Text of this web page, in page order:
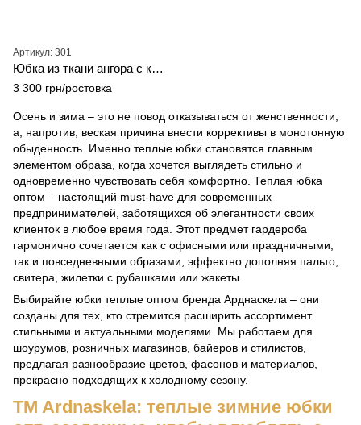
Артикул: 301
Юбка из ткани ангора с карманами
3 300 грн/ростовка
Осень и зима – это не повод отказываться от женственности,
а, напротив, веская причина внести коррективы в монотонную
обыденность. Именно теплые юбки становятся главным
элементом образа, когда хочется выглядеть стильно и
одновременно чувствовать себя комфортно. Теплая юбка
оптом – настоящий must-have для современных
предпринимателей, заботящихся об элегантности своих
клиенток в любое время года. Этот предмет гардероба
гармонично сочетается как с офисными или праздничными,
так и повседневными образами, эффектно дополняя пальто,
свитера, жилетки с рубашками или жакеты.
Выбирайте юбки теплые оптом бренда Арднаскела – они
созданы для тех, кто стремится расширить ассортимент
стильными и актуальными моделями. Мы работаем для
шоурумов, розничных магазинов, байеров и стилистов,
предлагая разнообразие цветов, фасонов и материалов,
прекрасно подходящих к холодному сезону.
TM Ardnaskela: теплые зимние юбки